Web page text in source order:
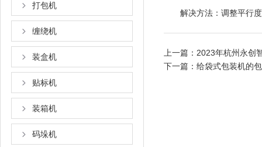
打包机
缠绕机
装盒机
贴标机
装箱机
码垛机
解决方法：调整平行度
上一篇： 2023年杭州永创
下一篇： 给袋式包装机的